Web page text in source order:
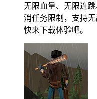
无限血量、无限连
消任务限制，支持
快来下载体验吧。